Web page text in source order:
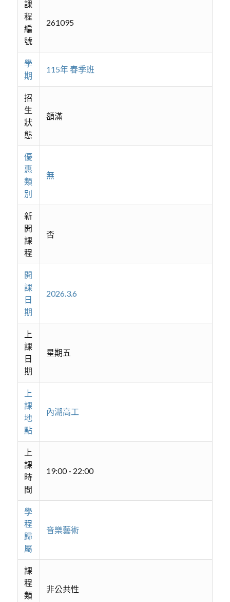
課
程
編
號
261095
學
期
115年 春季班
招
生
狀
態
額滿
優
惠
類
別
無
新
開
課
程
否
開
課
日
期
2026.3.6
上
課
日
期
星期五
上
課
地
點
內湖高工
上
課
時
間
19:00 - 22:00
學
程
歸
屬
音樂藝術
課
程
類
非公共性